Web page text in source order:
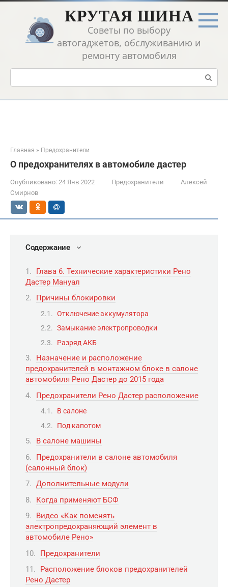
Перейти
контенту
КРУТАЯ ШИНА
Советы по выбору
автогаджетов, обслуживанию и
ремонту автомобиля
Поиск:
Главная » Предохранители
О предохранителях в автомобиле дастер
Опубликовано: 24 Янв 2022 Предохранители
Алексей
Смирнов
Содержание
Глава 6. Технические характеристики Рено
Дастер Мануал
Причины блокировки
Отключение аккумулятора
Замыкание электропроводки
Разряд АКБ
Назначение и расположение
предохранителей в монтажном блоке в салоне
автомобиля Рено Дастер до 2015 года
Предохранители Рено Дастер расположение
В салоне
Под капотом
В салоне машины
Предохранители в салоне автомобиля
(салонный блок)
Дополнительные модули
Когда применяют БСФ
Видео «Как поменять
электропредохраняющий элемент в
автомобиле Рено»
Предохранители
Расположение блоков предохранителей
Рено Дастер